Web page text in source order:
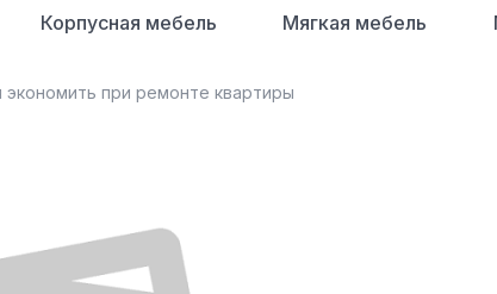
Корпусная мебель Мягкая мебель
экономить при ремонте квартиры